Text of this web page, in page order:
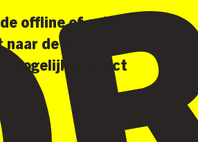
offline of online
de externe
mogelijk contact